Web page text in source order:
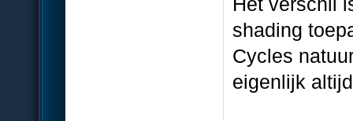
shading
Cycles
eigenlijk